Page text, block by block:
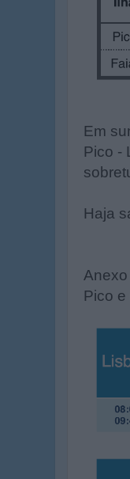
Em
Pico -
Haja
Pico e